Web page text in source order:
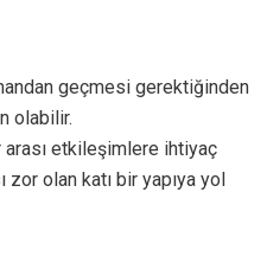
geçmesi gerektiğinden
olabilir.
arası etkileşimlere ihtiyaç
zor olan katı bir yapıya yol